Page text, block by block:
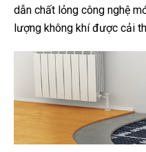
dẫn chất lỏng công nghệ
lượng không khí được cải